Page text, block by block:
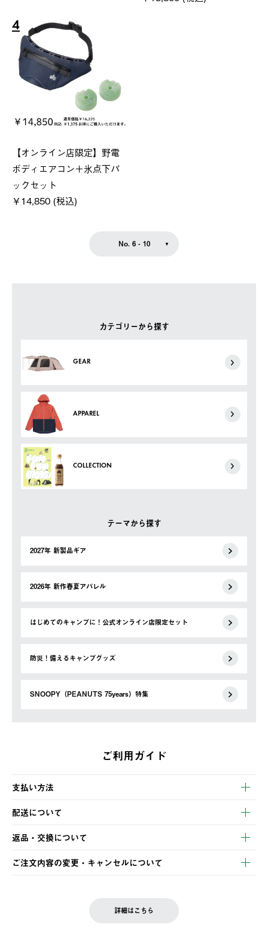
カテゴリーから探す
GEAR
APPAREL
COLLECTION
テーマから探す
2027年 新製品ギア
2026年 新作春夏アパレル
はじめてのキャンプに！公式オンライン店限定セット
防災！備えるキャンプグッズ
SNOOPY（PEANUTS 75years）特集
4
【オンライン店限定】野電
ボディエアコン＋氷点下パ
ックセット
￥14,850 (税込)
No. 6 - 10
ご利用ガイド
支払い方法
以下のいずれかの方法でお支払いいただけます。
・クレジットカード決済
・コンビニ決済
・Pay-easy決済
配送について
【発送スケジュール】
ご注文・ご入金完了より2営業日以内に商品を発送いたします。
土日祝の発送はございませんので、木曜日以降のご注文は週明け
の発送となる場合がございます。
返品・交換について
※お客様都合の場合
お客様都合の返品にかかる送料は、お客様ご負担とさせていただ
ご注文内容の変更・キャンセルについて
LOGOS FAMILY会員の方は、会員マイページ内 購入履歴画面に
詳細はこちら